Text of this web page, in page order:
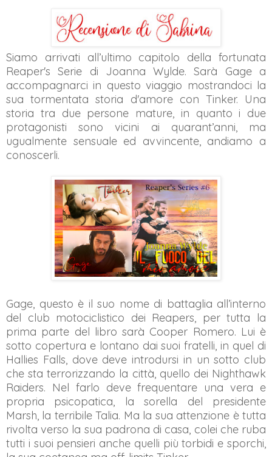
Siamo arrivati all’ultimo capitolo della fortunata
Reaper's Serie di Joanna Wylde. Sarà Gage a
accompagnarci in questo viaggio mostrandoci la
sua tormentata storia d'amore con Tinker. Una
storia tra due persone mature, in quanto i due
protagonisti sono vicini ai quarant’anni, ma
ugualmente sensuale ed avvincente, andiamo a
conoscerli.
Gage, questo è il suo nome di battaglia all’interno
del club motociclistico dei Reapers, per tutta la
prima parte del libro sarà Cooper Romero. Lui è
sotto copertura e lontano dai suoi fratelli, in quel di
Hallies Falls, dove deve introdursi in un sotto club
che sta terrorizzando la città, quello dei Nighthawk
Raiders. Nel farlo deve frequentare una vera e
propria psicopatica, la sorella del presidente
Marsh, la terribile Talia. Ma la sua attenzione è tutta
rivolta verso la sua padrona di casa, colei che ruba
tutti i suoi pensieri anche quelli più torbidi e sporchi,